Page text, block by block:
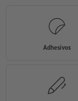
Adhesivos